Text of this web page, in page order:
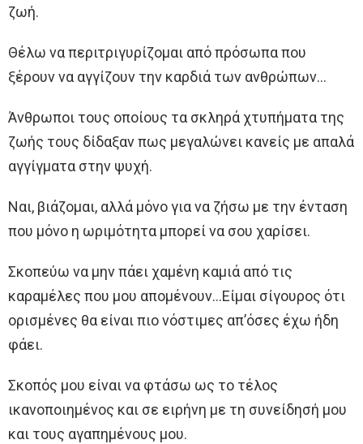
ζωή.
Θέλω να περιτριγυρίζομαι από πρόσωπα που
ξέρουν να αγγίζουν την καρδιά των ανθρώπων…
Άνθρωποι τους οποίους τα σκληρά χτυπήματα της
ζωής τους δίδαξαν πως μεγαλώνει κανείς με απαλά
αγγίγματα στην ψυχή.
Ναι, βιάζομαι, αλλά μόνο για να ζήσω με την ένταση
που μόνο η ωριμότητα μπορεί να σου χαρίσει.
Σκοπεύω να μην πάει χαμένη καμιά από τις
καραμέλες που μου απομένουν…Είμαι σίγουρος ότι
ορισμένες θα είναι πιο νόστιμες απʼόσες έχω ήδη
φάει.
Σκοπός μου είναι να φτάσω ως το τέλος
ικανοποιημένος και σε ειρήνη με τη συνείδησή μου
και τους αγαπημένους μου.